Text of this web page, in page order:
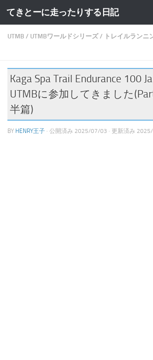
コンテンツへスキップ
てきとーに走ったりする日記
UTMB / UTMBワールドシリーズ / トレイルランニ
Kaga Spa Trail Endurance 100
UTMBに参加してきました
半篇)
BY HENRY王子 · 公開済み 2025/07/03 · 更新済み